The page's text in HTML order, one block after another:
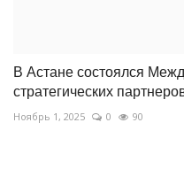
В Астане состоялся
стратегических
Ноябрь 1, 2025 0 90